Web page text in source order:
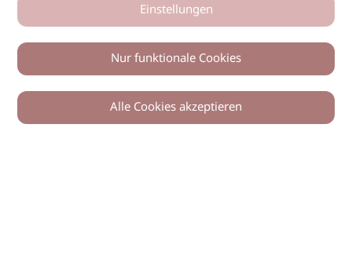
Einstellungen
Nur funktionale Cookies
Alle Cookies akzeptieren